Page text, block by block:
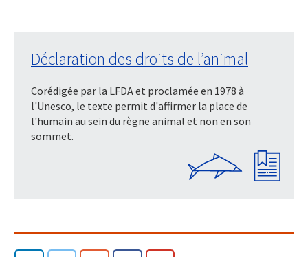
Déclaration des droits de l’animal
Corédigée par la LFDA et proclamée en 1978 à
l'Unesco, le texte permit d'affirmer la place de
l'humain au sein du règne animal et non en son
sommet.